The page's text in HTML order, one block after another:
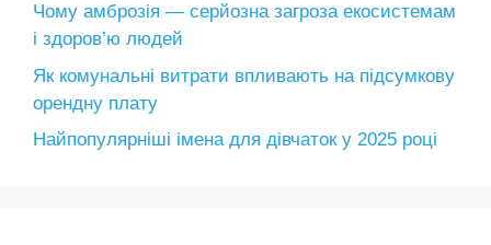
Чому амброзія — серйозна загроза екосистемам
і здоров’ю людей
Як комунальні витрати впливають на підсумкову
орендну плату
Найпопулярніші імена для дівчаток у 2025 році